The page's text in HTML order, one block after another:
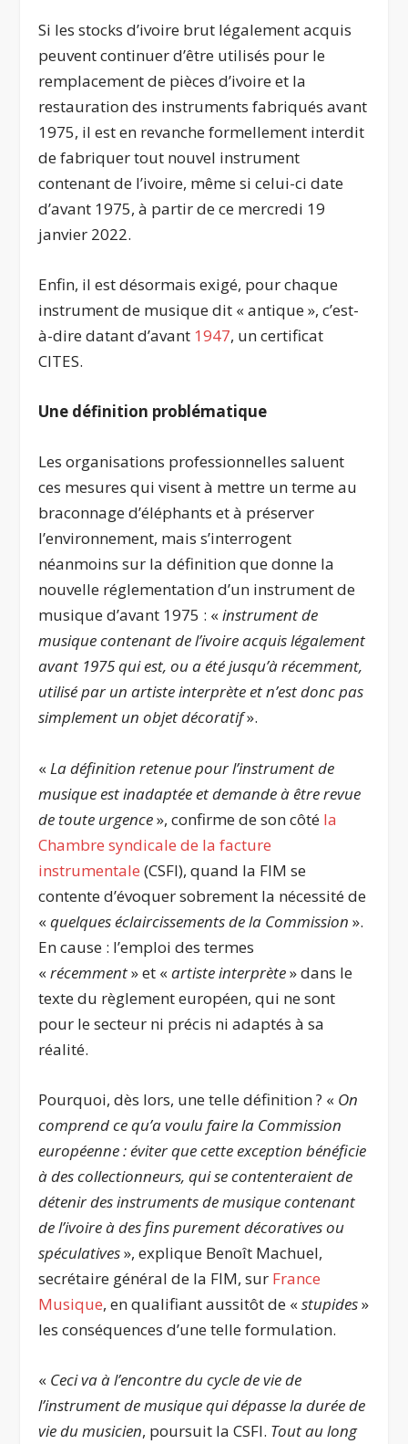
Si les stocks d’ivoire brut légalement acquis
peuvent continuer d’être utilisés pour le
remplacement de pièces d’ivoire et la
restauration des instruments fabriqués avant
1975, il est en revanche formellement interdit
de fabriquer tout nouvel instrument
contenant de l’ivoire, même si celui-ci date
d’avant 1975, à partir de ce mercredi 19
janvier 2022.
Enfin, il est désormais exigé, pour chaque
instrument de musique dit « antique », c’est-
à-dire datant d’avant 1947, un certificat
CITES.
Une définition problématique
Les organisations professionnelles saluent
ces mesures qui visent à mettre un terme au
braconnage d’éléphants et à préserver
l’environnement, mais s’interrogent
néanmoins sur la définition que donne la
nouvelle réglementation d’un instrument de
musique d’avant 1975 : «instrument de
musique contenant de l’ivoire acquis légalement
avant 1975 qui est, ou a été jusqu’à récemment,
utilisé par un artiste interprète et n’est donc pas
simplement un objet décoratif».
« La définition retenue pour l’instrument de
musique est inadaptée et demande à être revue
de toute urgence», confirme de son côté la
Chambre syndicale de la facture
instrumentale (CSFI), quand la FIM se
contente d’évoquer sobrement la nécessité de
«quelques éclaircissements de la Commission ».
En cause : l’emploi des termes
«récemment» et «artiste interprète» dans le
texte du règlement européen, qui ne sont
pour le secteur ni précis ni adaptés à sa
réalité.
Pourquoi, dès lors, une telle définition ? « On
comprend ce qu’a voulu faire la Commission
européenne : éviter que cette exception bénéficie
à des collectionneurs, qui se contenteraient de
détenir des instruments de musique contenant
de l’ivoire à des fins purement décoratives ou
spéculatives», explique Benoît Machuel,
secrétaire général de la FIM, sur France
Musique, en qualifiant aussitôt de «stupides»
les conséquences d’une telle formulation.
« Ceci va à l’encontre du cycle de vie de
l’instrument de musique qui dépasse la durée de
vie du musicien, poursuit la CSFI. Tout au long